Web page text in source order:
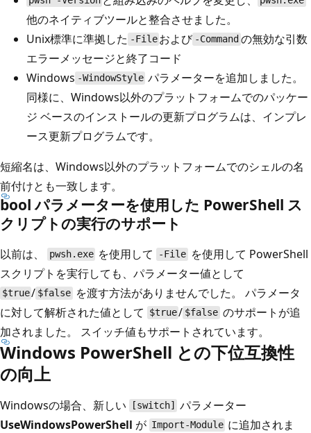
他のネイティブツールと整合させました。
Unix標準に準拠した -File および -Command の無効な引数
エラーメッセージと終了コード
Windows -WindowStyle パラメーターを追加しました。
同様に、Windows以外のプラットフォームでのパッケー
ジ ベースのインストールの更新プログラムは、インプレ
ース更新プログラムです。
短縮名は、Windows以外のプラットフォームでのシェルの名
前付けとも一致します。
bool パラメーターを使用した PowerShell ス
クリプトの実行のサポート
以前は、 pwsh.exe を使用して -Fileを使用して PowerShell
スクリプトを実行しても、パラメーター値として
$true/ $false を渡す方法がありませんでした。 パラメータ
に対して解析された値として
$true/ $false のサポートが追
加されました。 スイッチ値もサポートされています。
Windows PowerShell との下位互換性
の向上
Windowsの場合、新しい [switch]
パラメーター
UseWindowsPowerShell が Import-Module に追加されま